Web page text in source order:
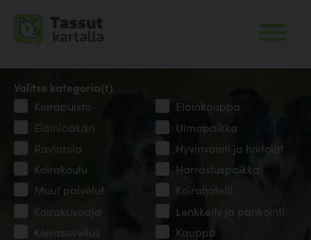
Valitse kategoria(t)
Koirapuisto
Eläinkauppa
Eläinlääkäri
Uimapaikka
Ravintola
Hyvinvointi ja hoitolat
Koirakoulu
Harrastuspaikka
Muut palvelut
Koirahotelli
Koirakuvaaja
Lenkkeily ja patikointi
Koirasovellus
Kauppa